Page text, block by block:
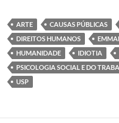
ARTE CAUSAS PÚBLICAS
DIREITOS HUMANOS
HUMANIDADE
IDIOTIA
PSICOLOGIA SOCIAL E DO
USP